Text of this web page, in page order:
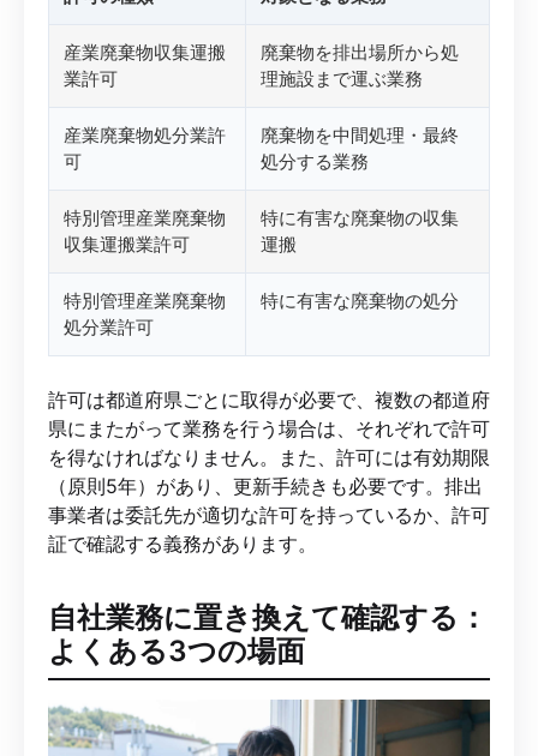
産業廃棄物収集運搬
業許可
廃棄物を排出場所から処
理施設まで運ぶ業務
産業廃棄物処分業許
可
廃棄物を中間処理・最終
処分する業務
特別管理産業廃棄物
収集運搬業許可
特に有害な廃棄物の収集
運搬
特別管理産業廃棄物
処分業許可
特に有害な廃棄物の処分
許可は都道府県ごとに取得が必要で、複数の都道府
県にまたがって業務を行う場合は、それぞれで許可
を得なければなりません。また、許可には有効期限
（原則5年）があり、更新手続きも必要です。排出
事業者は委託先が適切な許可を持っているか、許可
証で確認する義務があります。
自社業務に置き換えて確認する：
よくある3つの場面